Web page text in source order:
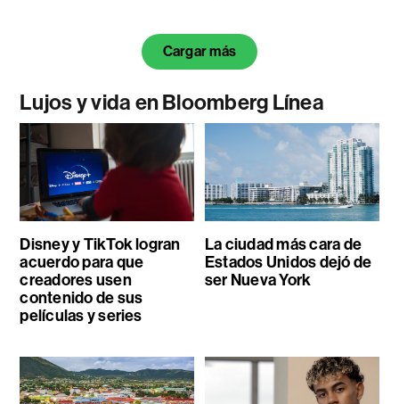
Cargar más
Lujos y vida en Bloomberg Línea
Disney y TikTok logran
acuerdo para que
creadores usen
contenido de sus
películas y series
La ciudad más cara de
Estados Unidos dejó de
ser Nueva York